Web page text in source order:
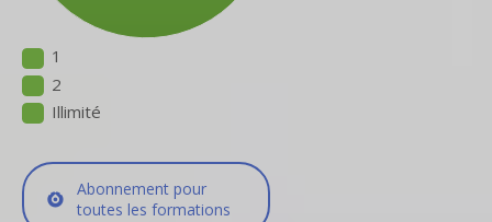
1
2
Illimité
Abonnement pour
toutes les formations